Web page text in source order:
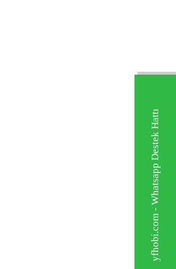
yfhobi.com - Whatsapp Destek Hattı